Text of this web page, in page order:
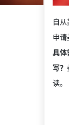
自
申
具体
写？
读。